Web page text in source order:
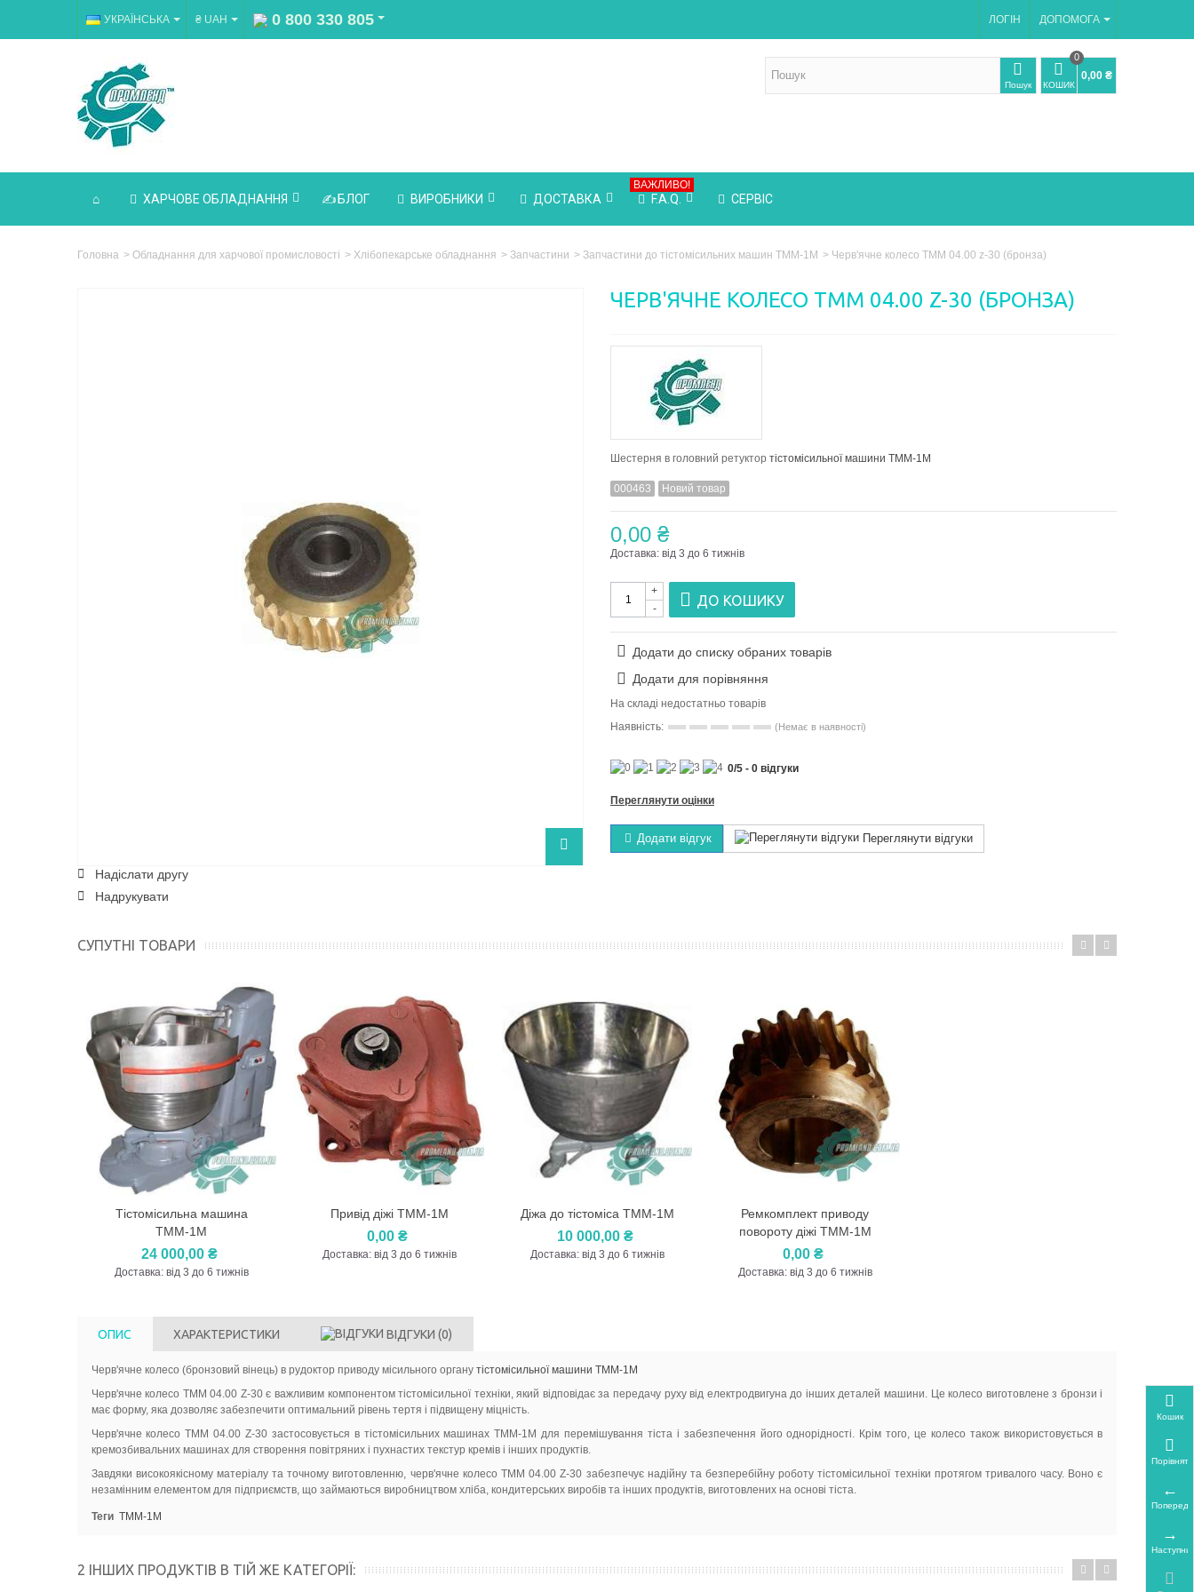
ДОПОМОГА
УКРАЇНСЬКА ₴ UAH 0 800 330 805 ЛОГІН
Пошук КОШИК
0
0,00 ₴
ХАРЧОВЕ ОБЛАДНАННЯ БЛОГ ВИРОБНИКИ ДОСТАВКА F.A.Q.
ВАЖЛИВО!
СЕРВІС
Головна > Обладнання для харчової промисловості > Хлібопекарське обладнання > Запчастини > Запчастини до тістомісильних машин ТММ-1М > Черв'ячне колесо ТММ 04.00 z-30 (бронза)
Надіслати другу
Надрукувати
ЧЕРВ'ЯЧНЕ КОЛЕСО ТММ 04.00 Z-30 (БРОНЗА)
Шестерня в головний ретуктор тістомісильної машини ТММ-1М
000463 Новий товар
0,00 ₴
Доставка: від 3 до 6 тижнів
-
+
ДО КОШИКУ
Додати до списку обраних товарів
Додати для порівняння
На складі недостатньо товарів
Наявність:
(Немає в наявності)
0/5 - 0 відгуки
Переглянути оцінки
Додати відгук Переглянути відгуки
СУПУТНІ ТОВАРИ
Перегляд
Тістомісильна машина
ТММ-1М
24 000,00 ₴
Доставка: від 3 до 6 тижнів
Перегляд
Привід діжі ТММ-1М
0,00 ₴
Доставка: від 3 до 6 тижнів
Перегляд
Діжа до тістоміса ТММ-1М
10 000,00 ₴
Доставка: від 3 до 6 тижнів
Перегляд
Ремкомплект приводу
повороту діжі ТММ-1М
0,00 ₴
Доставка: від 3 до 6 тижнів
ОПИС ХАРАКТЕРИСТИКИ ВІДГУКИ(0)
Черв'ячне колесо (бронзовий вінець) в рудоктор приводу місильного органу тістомісильної машини ТММ-1М
Черв'ячне колесо TMM 04.00 Z-30 є важливим компонентом тістомісильної техніки, який відповідає за передачу руху від електродвигуна до інших деталей машини. Це колесо виготовлене з бронзи і
має форму, яка дозволяє забезпечити оптимальний рівень тертя і підвищену міцність.
Черв'ячне колесо TMM 04.00 Z-30 застосовується в тістомісильних машинах ТММ-1М для перемішування тіста і забезпечення його однорідності. Крім того, це колесо також використовується в
кремозбивальних машинах для створення повітряних і пухнастих текстур кремів і інших продуктів.
Завдяки високоякісному матеріалу та точному виготовленню, черв'ячне колесо TMM 04.00 Z-30 забезпечує надійну та безперебійну роботу тістомісильної техніки протягом тривалого часу. Воно є
незамінним елементом для підприємств, що займаються виробництвом хліба, кондитерських виробів та інших продуктів, виготовлених на основі тіста.
Теги ТММ-1М
2 ІНШИХ ПРОДУКТІВ В ТІЙ ЖЕ КАТЕГОРІЇ:
Кошик
Порівняти